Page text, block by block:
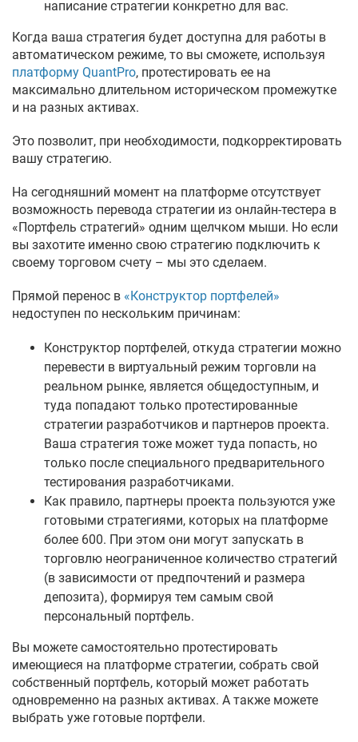
написание стратегии конкретно для вас.
Когда ваша стратегия будет доступна для работы в
автоматическом режиме, то вы сможете, используя
платформу QuantPro, протестировать ее на
максимально длительном историческом промежутке
и на разных активах.
Это позволит, при необходимости, подкорректировать
вашу стратегию.
На сегодняшний момент на платформе отсутствует
возможность перевода стратегии из онлайн-тестера в
«Портфель стратегий» одним щелчком мыши. Но если
вы захотите именно свою стратегию подключить к
своему торговом счету – мы это сделаем.
Прямой перенос в «Конструктор портфелей»
недоступен по нескольким причинам:
Конструктор портфелей, откуда стратегии можно
перевести в виртуальный режим торговли на
реальном рынке, является общедоступным, и
туда попадают только протестированные
стратегии разработчиков и партнеров проекта.
Ваша стратегия тоже может туда попасть, но
только после специального предварительного
тестирования разработчиками.
Как правило, партнеры проекта пользуются уже
готовыми стратегиями, которых на платформе
более 600. При этом они могут запускать в
торговлю неограниченное количество стратегий
(в зависимости от предпочтений и размера
депозита), формируя тем самым свой
персональный портфель.
Вы можете самостоятельно протестировать
имеющиеся на платформе стратегии, собрать свой
собственный портфель, который может работать
одновременно на разных активах. А также можете
выбрать уже готовые портфели.